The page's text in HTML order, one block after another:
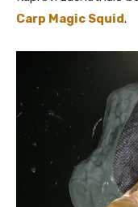
Carp Magic Squid.